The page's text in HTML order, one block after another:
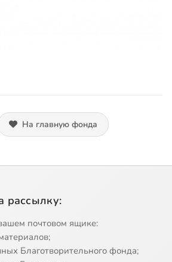
На главную фонда
рассылку:
почтовом ящике:
Благотворительного фонда;